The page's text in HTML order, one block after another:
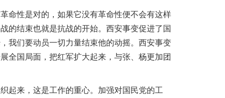
性是对的，如果它没有革命性便不会有这样
的结束也就是抗战的开始。西安事变促进了国
我们要动员一切力量结束他的动摇。西安事变
全国局面，把红军扩大起来，与张、杨更加团
来，这是工作的重心。加强对国民党的工